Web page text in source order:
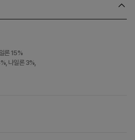
론 15%
나일론 3%,